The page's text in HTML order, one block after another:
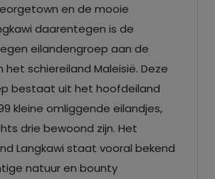
en de mooie
daarentegen is de
eilandengroep aan de
het schiereiland Maleisië. Deze
bestaat uit het hoofdeiland
kleine omliggende eilandjes,
drie bewoond zijn. Het
Langkawi staat vooral bekend
natuur en bounty